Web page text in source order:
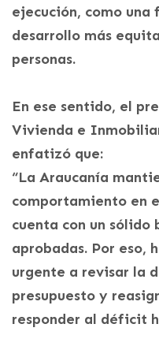
ejecución, como una
desarrollo más
personas.
En ese sentido, el
Vivienda e
enfatizó que:
“La Araucanía
comportamiento en
cuenta con un
aprobadas. Por eso,
urgente a revisar la
presupuesto y
responder al déficit